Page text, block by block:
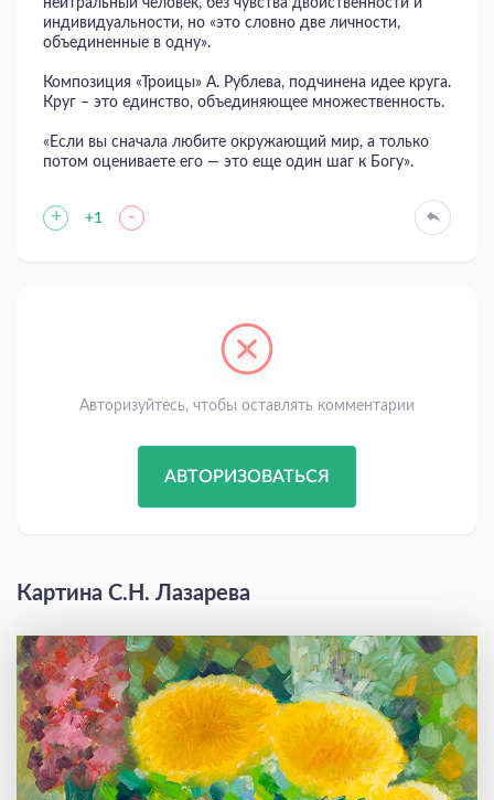
нейтральный человек, без чувства двойственности и
индивидуальности, но «это словно две личности,
объединенные в одну».
Композиция «Троицы» А. Рублева, подчинена идее круга.
Круг – это единство, объединяющее множественность.
«Если вы сначала любите окружающий мир, а только
потом оцениваете его — это еще один шаг к Богу».
+ +1 -
Авторизуйтесь, чтобы оставлять комментарии
АВТОРИЗОВАТЬСЯ
Картина С.Н. Лазарева